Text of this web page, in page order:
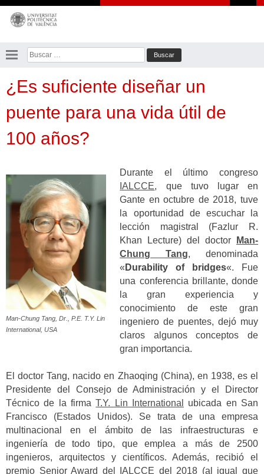
Saltar
contenido
Buscar:
¿Es suficiente diseñar un
puente para una vida útil de
100 años?
Man-Chung Tang, Dr., P.E. T.Y. Lin
International, USA
Durante el último congreso
IALCCE, que tuvo lugar en
Gante en octubre de 2018, tuve
la oportunidad de escuchar la
lección magistral (Fazlur R.
Khan Lecture) del doctor
Man-
Chung Tang, denominada
« Durability of bridges«. Fue
una conferencia brillante, donde
la gran experiencia y
conocimiento de este gran
ingeniero de puentes, dejó muy
claros algunos conceptos de
gran importancia.
El doctor Tang, nacido en Zhaoqing (China), en 1938, es el
Presidente del Consejo de Administración y el Director
Técnico de la firmaT.Y. Lin International
ubicada en San
Francisco (Estados Unidos). Se trata de una empresa
multinacional en el ámbito de las infraestructuras e
ingeniería de todo tipo, que emplea a más de 2500
ingenieros, arquitectos y científicos. Además, recibió el
premio Senior Award del IALCCE del 2018 (al igual que